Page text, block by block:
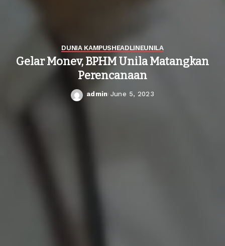
DUNIA KAMPUSHEADLINEUNILA
Gelar Monev, BPHM Unila Matangkan
Perencanaan
Posted
admin June 5, 2023